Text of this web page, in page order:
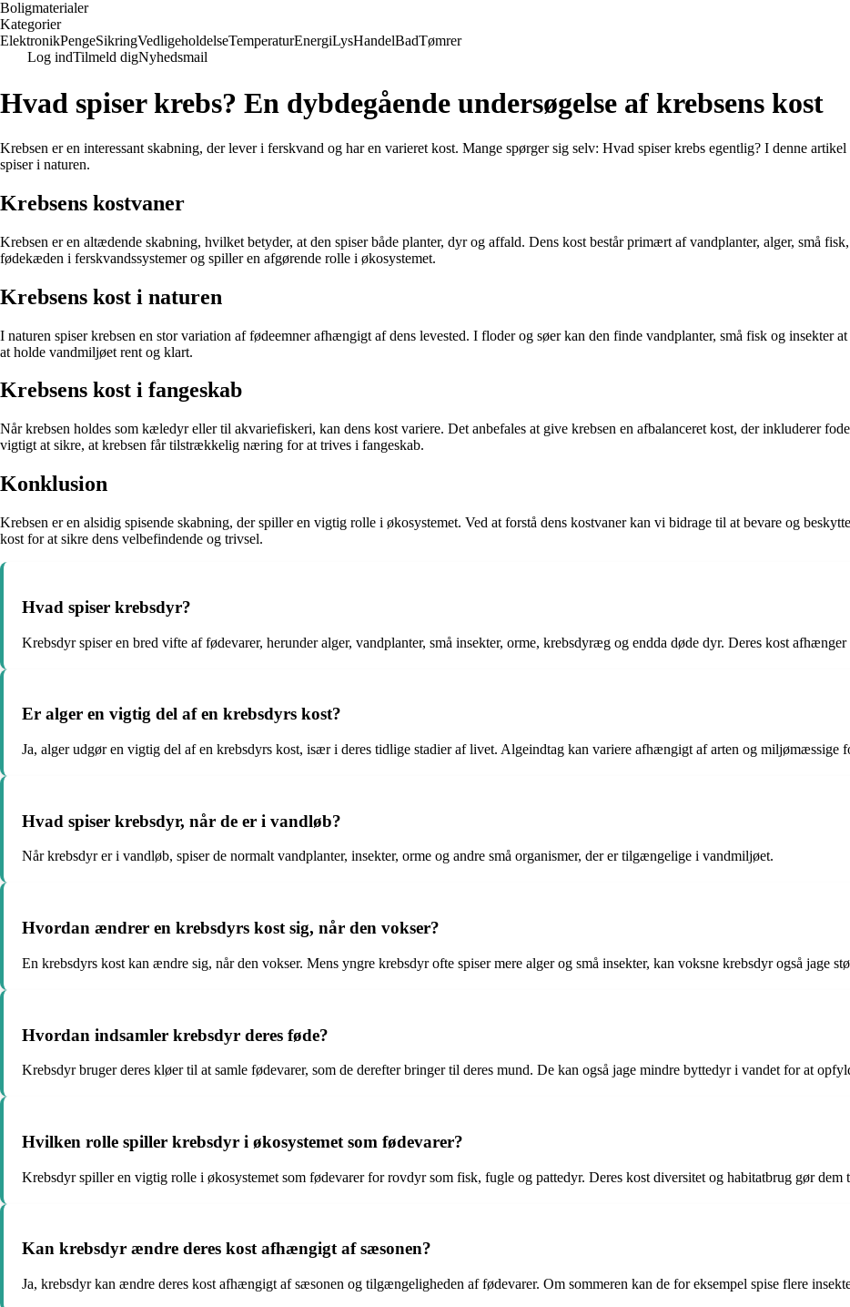
Boligmaterialer
Kategorier
ElektronikPengeSikringVedligeholdelseTemperaturEnergiLysHandelBadTømrer
Log indTilmeld digNyhedsmail
Hvad spiser krebs? En dybdegående undersøgelse af krebsens kost
Krebsen er en interessant skabning, der lever i ferskvand og har en varieret kost. Mange spørger sig selv: Hvad spiser krebs egentlig? I denne
spiser i naturen.
Krebsens kostvaner
Krebsen er en altædende skabning, hvilket betyder, at den spiser både planter, dyr og affald. Dens kost består primært af vandplanter, alger, små
fødekæden i ferskvandssystemer og spiller en afgørende rolle i økosystemet.
Krebsens kost i naturen
I naturen spiser krebsen en stor variation af fødeemner afhængigt af dens levested. I floder og søer kan den finde vandplanter, små fisk og insekter
at holde vandmiljøet rent og klart.
Krebsens kost i fangeskab
Når krebsen holdes som kæledyr eller til akvariefiskeri, kan dens kost variere. Det anbefales at give krebsen en afbalanceret kost, der inkluderer
vigtigt at sikre, at krebsen får tilstrækkelig næring for at trives i fangeskab.
Konklusion
Krebsen er en alsidig spisende skabning, der spiller en vigtig rolle i økosystemet. Ved at forstå dens kostvaner kan vi bidrage til at bevare og
kost for at sikre dens velbefindende og trivsel.
Hvad spiser krebsdyr?
Krebsdyr spiser en bred vifte af fødevarer, herunder alger, vandplanter, små insekter, orme, krebsdyræg og endda døde dyr. Deres kost
Er alger en vigtig del af en krebsdyrs kost?
Ja, alger udgør en vigtig del af en krebsdyrs kost, især i deres tidlige stadier af livet. Algeindtag kan variere afhængigt af arten og miljømæssige
Hvad spiser krebsdyr, når de er i vandløb?
Når krebsdyr er i vandløb, spiser de normalt vandplanter, insekter, orme og andre små organismer, der er tilgængelige i vandmiljøet.
Hvordan ændrer en krebsdyrs kost sig, når den vokser?
En krebsdyrs kost kan ændre sig, når den vokser. Mens yngre krebsdyr ofte spiser mere alger og små insekter, kan voksne krebsdyr også jage
Hvordan indsamler krebsdyr deres føde?
Krebsdyr bruger deres kløer til at samle fødevarer, som de derefter bringer til deres mund. De kan også jage mindre byttedyr i vandet for at
Hvilken rolle spiller krebsdyr i økosystemet som fødevarer?
Krebsdyr spiller en vigtig rolle i økosystemet som fødevarer for rovdyr som fisk, fugle og pattedyr. Deres kost diversitet og habitatbrug gør
Kan krebsdyr ændre deres kost afhængigt af sæsonen?
Ja, krebsdyr kan ændre deres kost afhængigt af sæsonen og tilgængeligheden af fødevarer. Om sommeren kan de for eksempel spise flere